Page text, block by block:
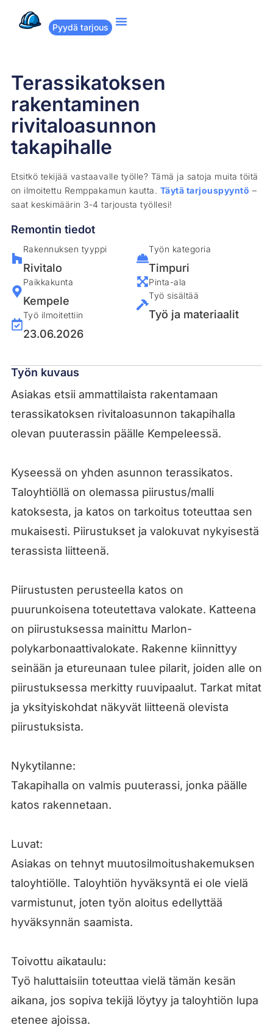
Pyydä tarjous
Terassikatoksen
rakentaminen
rivitaloasunnon
takapihalle
Etsitkö tekijää vastaavalle työlle? Tämä ja satoja muita töitä
on ilmoitettu Remppakamun kautta. Täytä tarjouspyyntö –
saat keskimäärin 3-4 tarjousta työllesi!
Remontin tiedot
Rakennuksen tyyppi
Rivitalo
Paikkakunta
Kempele
Työ ilmoitettiin
23.06.2026
Työn kategoria
Timpuri
Pinta-ala
Työ sisältää
Työ ja materiaalit
Työn kuvaus
Asiakas etsii ammattilaista rakentamaan
terassikatoksen rivitaloasunnon takapihalla
olevan puuterassin päälle Kempeleessä.
Kyseessä on yhden asunnon terassikatos.
Taloyhtiöllä on olemassa piirustus/malli
katoksesta, ja katos on tarkoitus toteuttaa sen
mukaisesti. Piirustukset ja valokuvat nykyisestä
terassista liitteenä.
Piirustusten perusteella katos on
puurunkoisena toteutettava valokate. Katteena
on piirustuksessa mainittu Marlon-
polykarbonaattivalokate. Rakenne kiinnittyy
seinään ja etureunaan tulee pilarit, joiden alle on
piirustuksessa merkitty ruuvipaalut. Tarkat mitat
ja yksityiskohdat näkyvät liitteenä olevista
piirustuksista.
Nykytilanne:
Takapihalla on valmis puuterassi, jonka päälle
katos rakennetaan.
Luvat:
Asiakas on tehnyt muutosilmoitushakemuksen
taloyhtiölle. Taloyhtiön hyväksyntä ei ole vielä
varmistunut, joten työn aloitus edellyttää
hyväksynnän saamista.
Toivottu aikataulu:
Työ haluttaisiin toteuttaa vielä tämän kesän
aikana, jos sopiva tekijä löytyy ja taloyhtiön lupa
etenee ajoissa.